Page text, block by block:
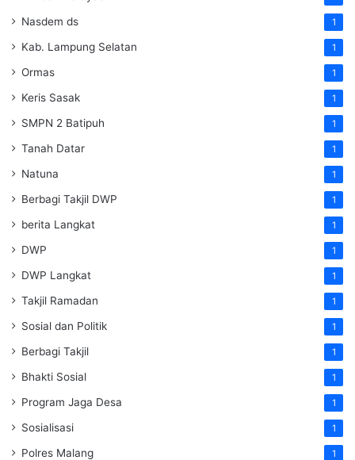
Nasdem ds 1
Kab. Lampung Selatan 1
Ormas 1
Keris Sasak 1
SMPN 2 Batipuh 1
Tanah Datar 1
Natuna 1
Berbagi Takjil DWP 1
berita Langkat 1
DWP 1
DWP Langkat 1
Takjil Ramadan 1
Sosial dan Politik 1
Berbagi Takjil 1
Bhakti Sosial 1
Program Jaga Desa 1
Sosialisasi 1
Polres Malang 1